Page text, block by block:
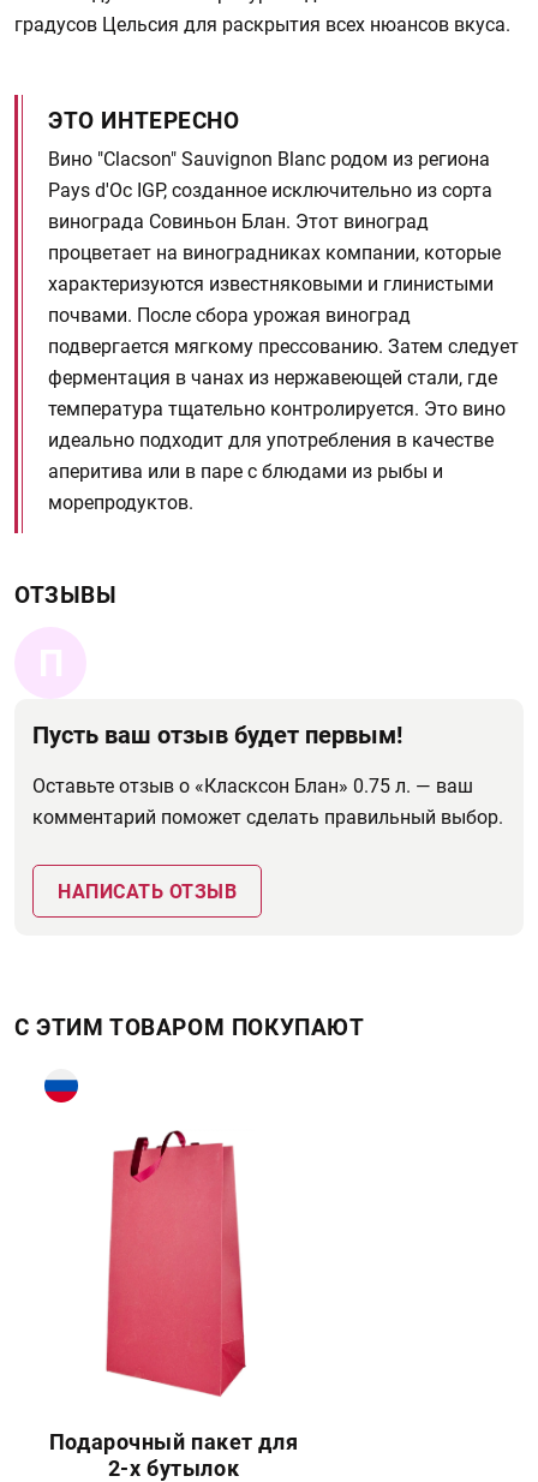
градусов Цельсия для раскрытия всех нюансов вкуса.
ЭТО ИНТЕРЕСНО
Вино "Clacson" Sauvignon Blanc родом из региона
Pays d'Oc IGP, созданное исключительно из сорта
винограда Совиньон Блан. Этот виноград
процветает на виноградниках компании, которые
характеризуются известняковыми и глинистыми
почвами. После сбора урожая виноград
подвергается мягкому прессованию. Затем следует
ферментация в чанах из нержавеющей стали, где
температура тщательно контролируется. Это вино
идеально подходит для употребления в качестве
аперитива или в паре с блюдами из рыбы и
морепродуктов.
ОТЗЫВЫ
П
Пусть ваш отзыв будет первым!
Оставьте отзыв о «Класксон Блан» 0.75 л. — ваш
комментарий поможет сделать правильный выбор.
НАПИСАТЬ ОТЗЫВ
С ЭТИМ ТОВАРОМ ПОКУПАЮТ
Подарочный пакет для
2-х бутылок